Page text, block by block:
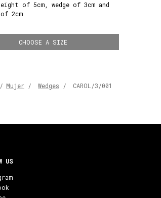
of 5cm, wedge of 3cm and
2cm
CHOOSE A SIZE
/ Mujer / Wedges / CAROL/3/001
US